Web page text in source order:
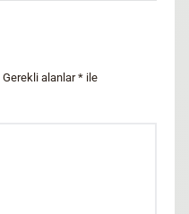
Gerekli alanlar* ile